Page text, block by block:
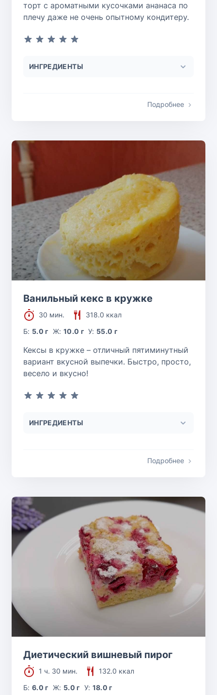
торт с ароматными кусочками ананаса по
плечу даже не очень опытному кондитеру.
ИНГРЕДИЕНТЫ
Подробнее
Ванильный кекс в кружке
30 мин.
318.0 ккал
Б: 5.0 г Ж: 10.0 г У: 55.0 г
Кексы в кружке – отличный пятиминутный
вариант вкусной выпечки. Быстро, просто,
весело и вкусно!
ИНГРЕДИЕНТЫ
Подробнее
Диетический вишневый пирог
1 ч. 30 мин.
132.0 ккал
Б:6.0 г Ж: 5.0 г У: 18.0 г